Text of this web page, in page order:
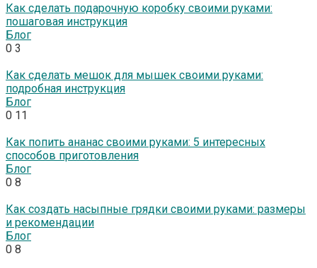
Как сделать подарочную коробку своими руками:
пошаговая инструкция
Блог
0 3
Как сделать мешок для мышек своими руками:
подробная инструкция
Блог
0 11
Как попить ананас своими руками: 5 интересных
способов приготовления
Блог
0 8
Как создать насыпные грядки своими руками: размеры
и рекомендации
Блог
0 8